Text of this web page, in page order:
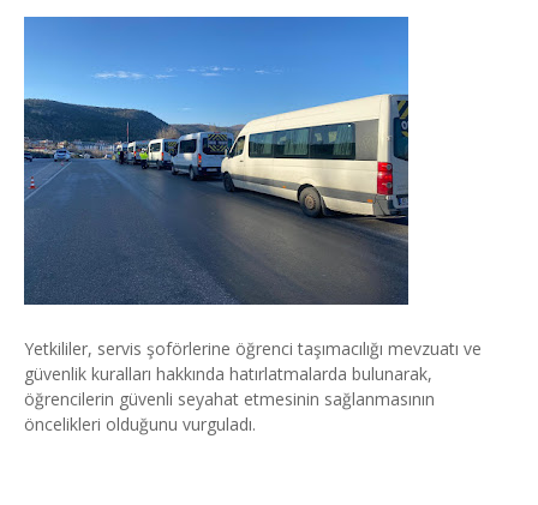
Yetkililer, servis şoförlerine öğrenci taşımacılığı mevzuatı ve
güvenlik kuralları hakkında hatırlatmalarda bulunarak,
öğrencilerin güvenli seyahat etmesinin sağlanmasının
öncelikleri olduğunu vurguladı.